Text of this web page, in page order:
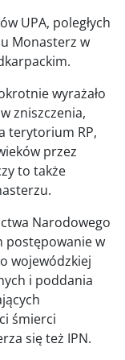
UPA, poległych
Monasterz w
wyrażało
zniszczenia,
terytorium RP,
przez
to także
Narodowego
postępowanie w
wojewódzkiej
i poddania
śmierci
się też IPN.